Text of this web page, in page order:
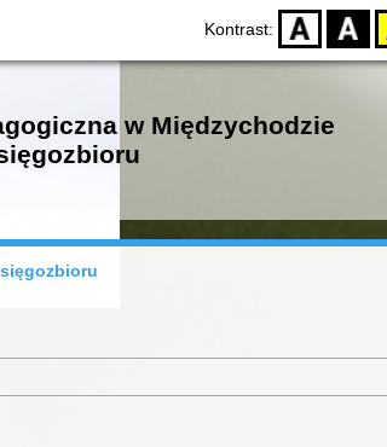
Kontrast: D BW
w Międzychodzie